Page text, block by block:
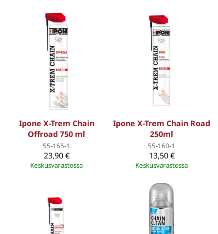
Ipone X-Trem Chain
Offroad 750 ml
55-165-1
23,90 €
Keskusvarastossa
Ipone X-Trem Chain Road
250ml
55-160-1
13,50 €
Keskusvarastossa